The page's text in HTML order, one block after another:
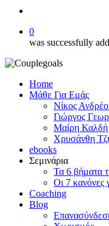
0
was successfully
Home
Μάθε Για Εμάς
Νίκος
Γιώργος
Μαίρη Καλδή
Χρυσάνθη
ebooks
Σεμινάρια
Τα 6 βήματα
Οι 7 κανόνες
Coaching
Blog